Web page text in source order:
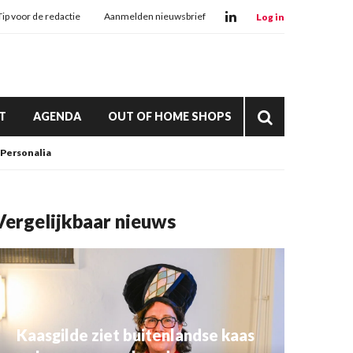
voor de redactie Aanmelden nieuwsbrief Log in
AGENDA OUT OF HOME SHOPS
Personalia
nieuws
Kaasgilde ziet buitenlandse kaas